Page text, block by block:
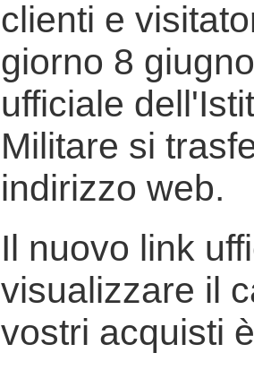
clienti e
giorno 8
ufficiale
Militare si
indirizzo web.
Il nuovo link
visualizzare il
vostri acquisti